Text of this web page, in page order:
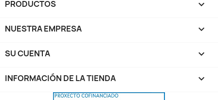
PRODUCTOS 
NUESTRA EMPRESA 
SU CUENTA 
INFORMACIÓN DE LA TIENDA keyboard_arrow_down